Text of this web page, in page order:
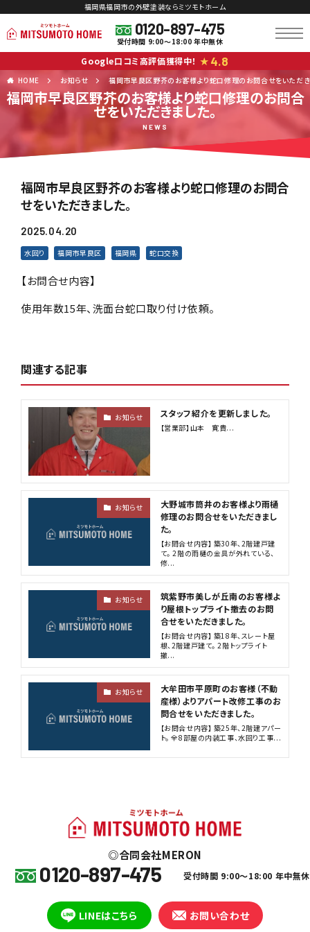
福岡県福岡市の外壁塗装ならミツモトホーム
0120-897-475
受付時間 9:00～18:00 年中無休
Google口コミ高評価獲得中！ ★ 4.8
HOME お知らせ 福岡市早良区野芥のお客様より蛇口修理のお問合せをいただき
福岡市早良区野芥のお客様より蛇口修理のお問合
せをいただきました。
NEWS
福岡市早良区野芥のお客様より蛇口修理のお問合
せをいただきました。
2025.04.20
水回り 福岡市早良区 福岡県 蛇口交換
【お問合せ内容】
使用年数15年、洗面台蛇口取り付け依頼。
関連する記事
お知らせ スタッフ紹介を更新しました。
【営業部】山本 寛貴...
お知らせ
大野城市筒井のお客様より雨樋
修理のお問合せをいただきまし
た。
【お問合せ内容】 築30年、2階建戸建
て。 2階の雨樋の金具が外れている、
修...
お知らせ
筑紫野市美しが丘南のお客様よ
り屋根トップライト撤去のお問
合せをいただきました。
【お問合せ内容】 築18年、スレート屋
根、2階建戸建て。 2階トップライト
撤...
お知らせ
大牟田市平原町のお客様（不動
産様）よりアパート改修工事のお
問合せをいただきました。
【お問合せ内容】 築25年、2階建アパー
ト。 全8部屋の内装工事、水回り工事...
合同会社MERON
0120-897-475 受付時間 9:00～18:00 年中無休
LINEはこちら お問い合わせ